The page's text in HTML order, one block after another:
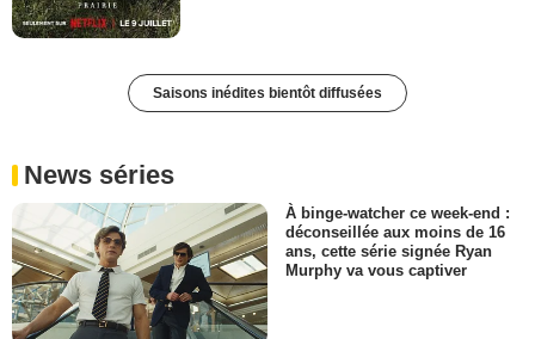
Saisons inédites bientôt diffusées
News séries
À binge-watcher ce week-end :
déconseillée aux moins de 16
ans, cette série signée Ryan
Murphy va vous captiver